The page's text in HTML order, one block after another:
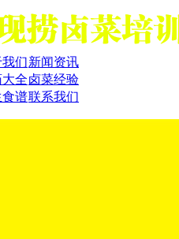
们新闻资讯
全卤菜经验
食谱联系我们